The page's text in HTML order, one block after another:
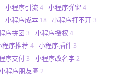
小程序引流4 小程序弹窗 4
小程序成本 18 小程序打不开 3
序拼团 3 小程序授权 4
程序推荐4 小程序插件 3
序支付 3 小程序改名字 2
程序朋友圈 2